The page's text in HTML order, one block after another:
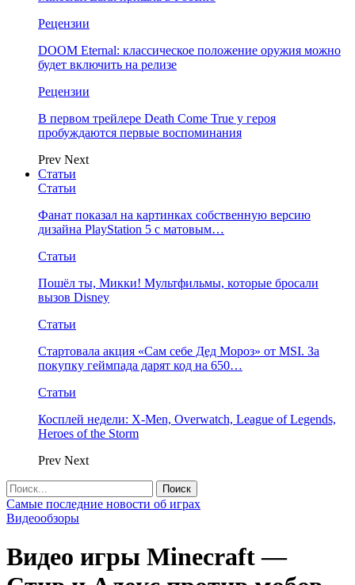
Рецензии
DOOM Eternal: классическое положение оружия можно
будет включить на релизе
Рецензии
В первом трейлере Death Come True у героя
пробуждаются первые воспоминания
Prev Next
Статьи
Статьи
Фанат показал на картинках собственную версию
дизайна PlayStation 5 с матовым…
Статьи
Пошёл ты, Микки! Мультфильмы, которые бросали
вызов Disney
Статьи
Стартовала акция «Сам себе Дед Мороз» от MSI. За
покупку геймпада дарят код на 650…
Статьи
Косплей недели: X-Men, Overwatch, League of Legends,
Heroes of the Storm
Prev Next
Самые последние новости об играх
Видеообзоры
Видео игры Minecraft —